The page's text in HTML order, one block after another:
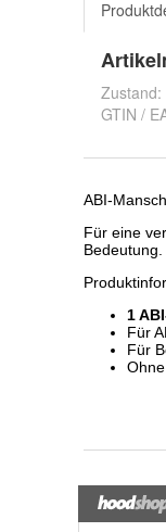
Zustand:
GTIN /